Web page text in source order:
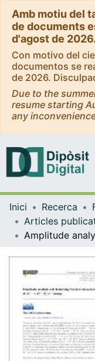
Amb motiu del
de documents
d'agost de
Con motivo del
documentos se
de 2026.
Due to the
resume starting
any
Inici Recerca